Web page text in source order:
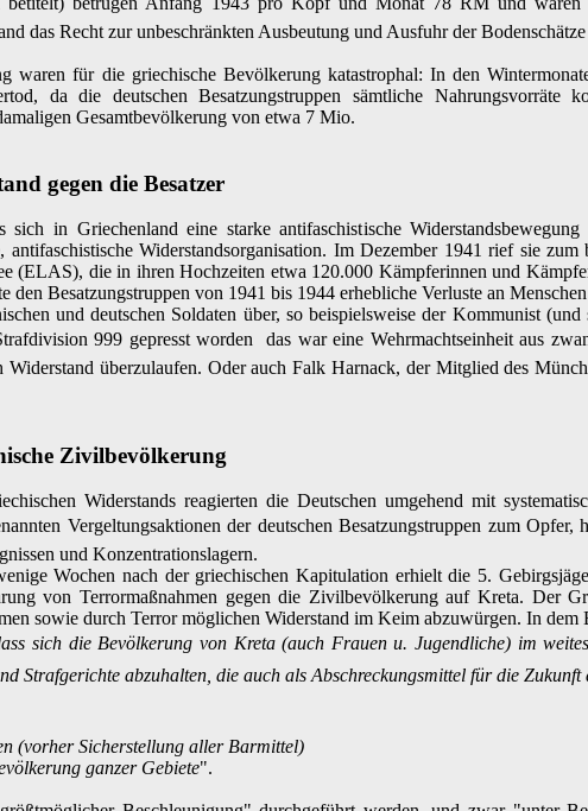
das Recht zur unbeschränkten Ausbeutung und Ausfuhr der
waren für die griechische Bevölkerung katastrophal: In den
da die deutschen Besatzungstruppen sämtliche Nahrungsvorräte
Gesamtbevölkerung von etwa 7 Mio.
gegen die Besatzer
in Griechenland eine starke antifaschistische
Widerstandsorganisation. Im Dezember 1941 rief sie
(ELAS), die in ihren Hochzeiten etwa 120.000 Kämpferinnen und
den Besatzungstruppen von 1941 bis 1944 erhebliche Verluste an
und deutschen Soldaten über, so beispielsweise der Kommunist
999 gepresst worden  das war eine Wehrmachtseinheit aus
Widerstand überzulaufen. Oder auch Falk Harnack, der Mitglied des
Zivilbevölkerung
Widerstands reagierten die Deutschen umgehend mit
Vergeltungsaktionen der deutschen Besatzungstruppen zum
und Konzentrationslagern.
Wochen nach der griechischen Kapitulation erhielt die 5.
von Terrormaßnahmen gegen die Zivilbevölkerung auf Kreta. Der
sowie durch Terror möglichen Widerstand im Keim abzuwürgen. In
sich die Bevölkerung von Kreta (auch Frauen u. Jugendliche) im
Strafgerichte abzuhalten, die auch als Abschreckungsmittel für die
(vorher Sicherstellung aller Barmittel)
ganzer Gebiete".